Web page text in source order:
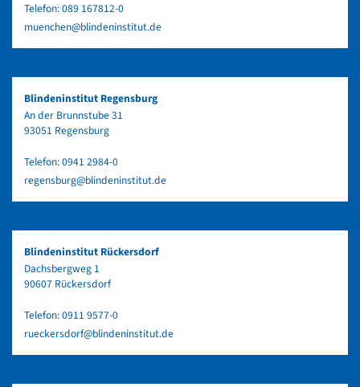
Telefon:089 167812-0
muenchen@blindeninstitut.de
Blindeninstitut Regensburg
An der Brunnstube 31
93051 Regensburg
Telefon:0941 2984-0
regensburg@blindeninstitut.de
Blindeninstitut Rückersdorf
Dachsbergweg 1
90607 Rückersdorf
Telefon:0911 9577-0
rueckersdorf@blindeninstitut.de